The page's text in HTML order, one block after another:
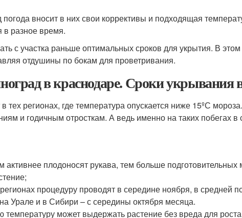
вносит в них свои коррективы и подходящая
в разное время.
с участка раньше оптимальных сроков для укрытия. В
отдушины по бокам для проветривания.
в краснодаре. Сроки укрывания
тех регионах, где температура опускается ниже 15ºС
и годичным отросткам. А ведь именно на таких побегах в
активнее плодоносят рукава, тем больше подготовительных
процедуру проводят в середине ноября, в средней
Урале и в Сибири – с середины октября месяца.
температуру может выдержать растение без вреда для